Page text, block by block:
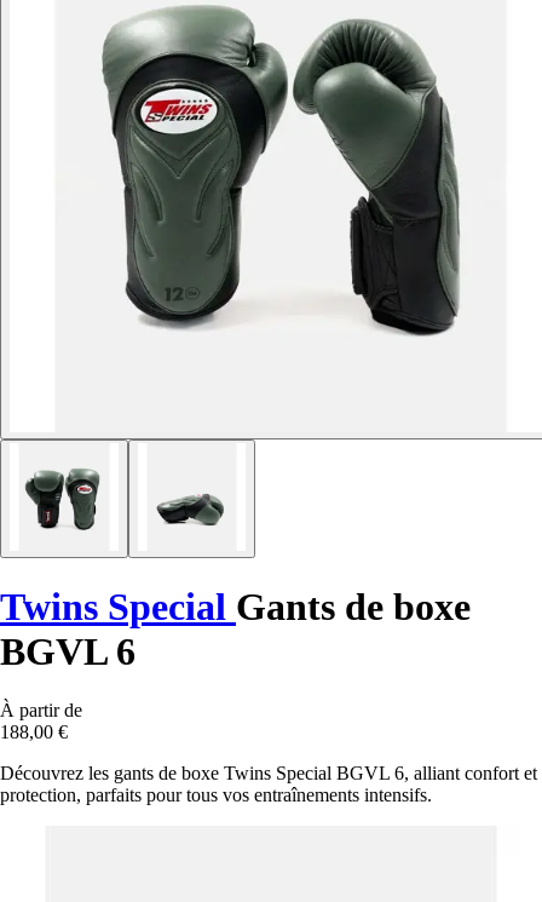
Twins Special Gants de boxe
BGVL 6
À partir de
188,00 €
Découvrez les gants de boxe Twins Special BGVL 6, alliant confort et
protection, parfaits pour tous vos entraînements intensifs.